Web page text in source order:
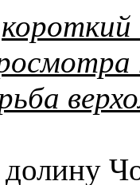
короткий
долину